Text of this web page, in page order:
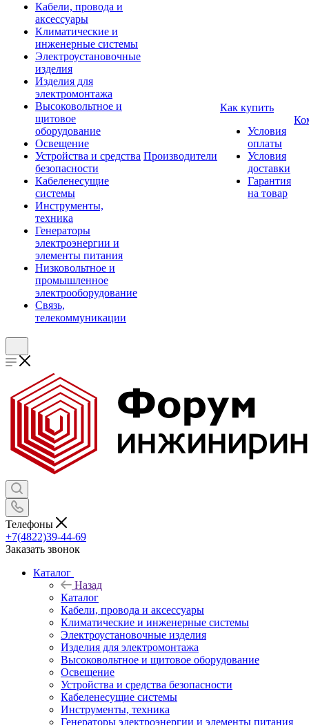
Кабели, провода и
аксессуары
Климатические и
инженерные системы
Электроустановочные
изделия
Изделия для
электромонтажа
Высоковольтное и
щитовое
оборудование
Освещение
Устройства и средства
безопасности
Кабеленесущие
системы
Инструменты,
техника
Генераторы
электроэнергии и
элементы питания
Низковольтное и
промышленное
электрооборудование
Связь,
телекоммуникации
Производители
Как купить
Условия
оплаты
Условия
доставки
Гарантия
на товар
Телефоны
+7(4822)39-44-69
Заказать звонок
Каталог
Назад
Каталог
Кабели, провода и аксессуары
Климатические и инженерные системы
Электроустановочные изделия
Изделия для электромонтажа
Высоковольтное и щитовое оборудование
Освещение
Устройства и средства безопасности
Кабеленесущие системы
Инструменты, техника
Генераторы электроэнергии и элементы питания